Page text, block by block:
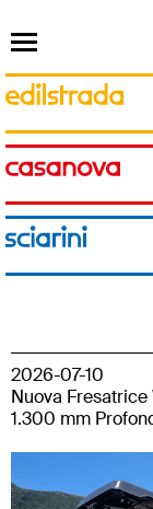
2026-07-10
Nuova
1.300 mm